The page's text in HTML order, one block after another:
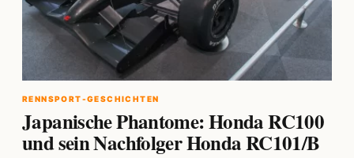
RENNSPORT-GESCHICHTEN
Japanische Phantome: Honda RC100
und sein Nachfolger Honda RC101/B